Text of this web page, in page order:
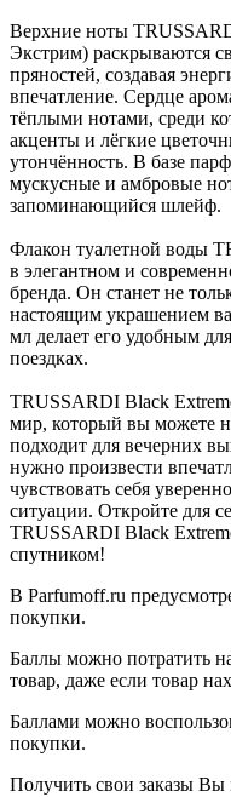
Верхние ноты
Экстрим) раскрываются
пряностей, создавая
впечатление. Сердце
тёплыми нотами, среди
акценты и лёгкие
утончённость. В базе
мускусные и амбровые
запоминающийся шлейф.
Флакон туалетной воды
в элегантном и
бренда. Он станет не
настоящим украшением
мл делает его удобным
поездках.
TRUSSARDI Black
мир, который вы можете
подходит для вечерних
нужно произвести
чувствовать себя
ситуации. Откройте для
TRUSSARDI Black
спутником!
В Parfumoff.ru
покупки.
Баллы можно потратить
товар, даже если товар
Баллами можно
покупки.
Получить свои заказы Вы